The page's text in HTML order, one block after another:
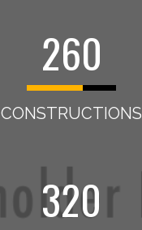
260
CONSTRUCTIONS
320